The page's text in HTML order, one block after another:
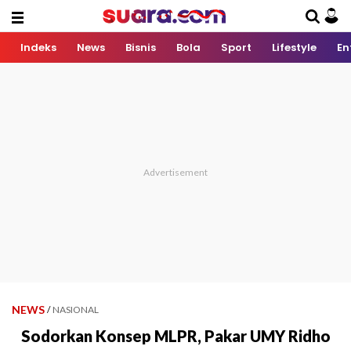
Indeks News Bisnis Bola Sport Lifestyle
NEWS / NASIONAL
Sodorkan Konsep MLPR, Pakar UMY Ridho